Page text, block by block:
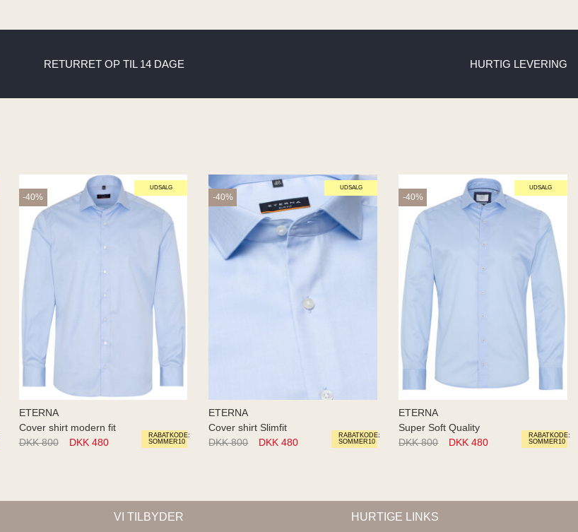
RETURRET OP TIL 14 DAGE HURTIG LEVERING
UDSALG
RABATKODE:
SOMMER10
-40%
ETERNA
Cover shirt modern fit
DKK 800
DKK 480
UDSALG
RABATKODE:
SOMMER10
-40%
ETERNA
Cover shirt Slimfit
DKK 800
DKK 480
UDSALG
RABATKODE:
SOMMER10
-40%
ETERNA
Super Soft Quality
DKK 800
DKK 480
VI TILBYDER HURTIGE LINKS